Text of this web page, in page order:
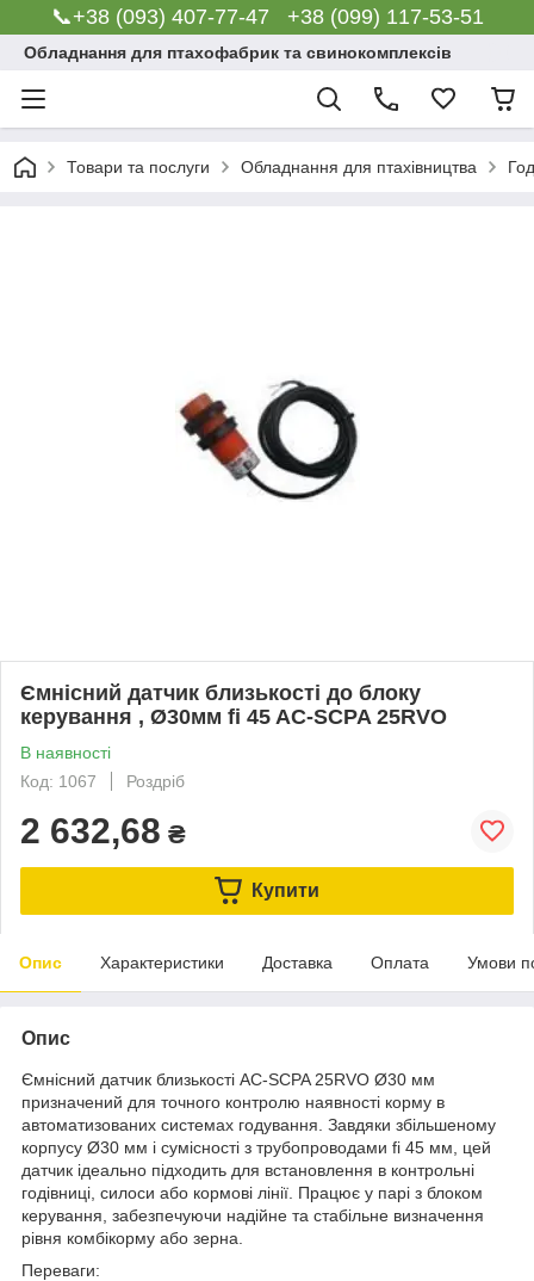
📞+38 (093) 407-77-47 +38 (099) 117-53-51
Обладнання для птахофабрик та свинокомплексів
Товари та послуги Обладнання для птахівництва
Ємнісний датчик близькості до блоку
керування , Ø30мм fi 45 AC-SCPA 25RVO
В наявності
Код: 1067
Роздріб
2 632,68 ₴
Купити
Опис Характеристики Доставка Оплата Умови
Опис
Ємнісний датчик близькості AC-SCPA 25RVO Ø30 мм
призначений для точного контролю наявності корму в
автоматизованих системах годування. Завдяки збільшеному
корпусу Ø30 мм і сумісності з трубопроводами fi 45 мм, цей
датчик ідеально підходить для встановлення в контрольні
годівниці, силоси або кормові лінії. Працює у парі з блоком
керування, забезпечуючи надійне та стабільне визначення
рівня комбікорму або зерна.
Переваги: